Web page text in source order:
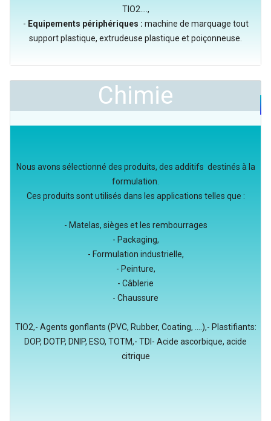
TIO2....,
- Equipements périphériques : machine de marquage tout
support plastique, extrudeuse plastique et poiçonneuse.
Chimie
Nous avons sélectionné des produits, des additifs destinés à la
formulation.
Ces produits sont utilisés dans les applications telles que :
- Matelas, sièges et les rembourrages
- Packaging,
- Formulation industrielle,
- Peinture,
- Câblerie
- Chaussure
TIO2,- Agents gonflants (PVC, Rubber, Coating, ....),- Plastifiants:
DOP, DOTP, DNIP, ESO, TOTM,- TDI- Acide ascorbique, acide
citrique